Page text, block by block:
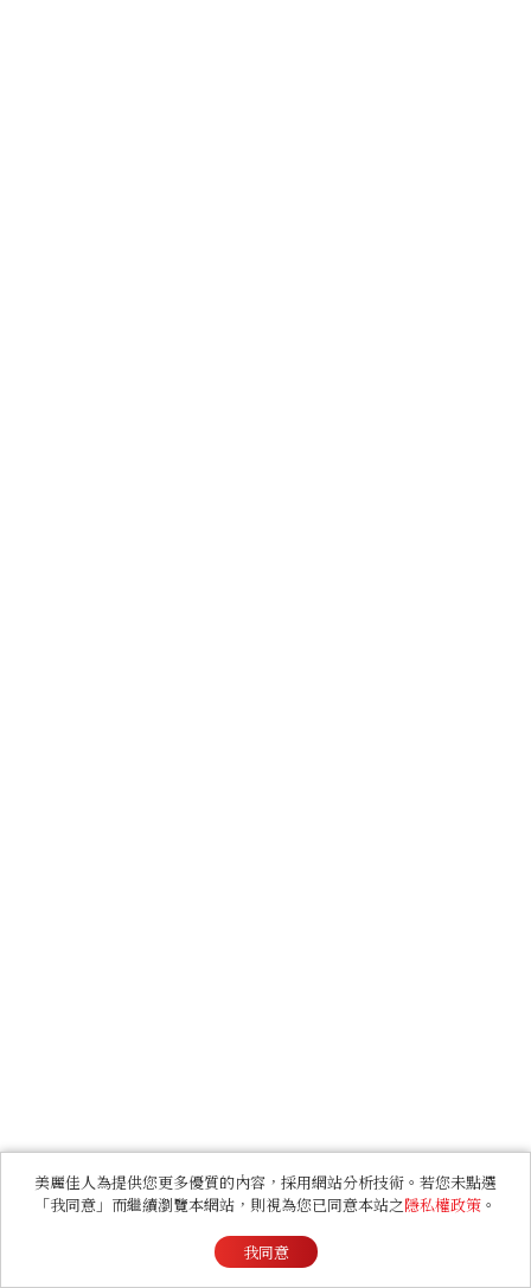
美麗佳人為提供您更多優質的內容，採用網站分析技術。若您未點選
「我同意」而繼續瀏覽本網站，則視為您已同意本站之隱私權政策 。
我同意